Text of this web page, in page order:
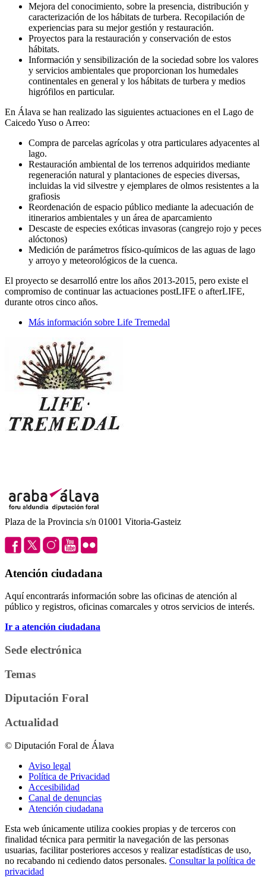
Mejora del conocimiento, sobre la presencia, distribución y
caracterización de los hábitats de turbera. Recopilación de
experiencias para su mejor gestión y restauración.
Proyectos para la restauración y conservación de estos
hábitats.
Información y sensibilización de la sociedad sobre los valores
y servicios ambientales que proporcionan los humedales
continentales en general y los hábitats de turbera y medios
higrófilos en particular.
En Álava se han realizado las siguientes actuaciones en el Lago de
Caicedo Yuso o Arreo:
Compra de parcelas agrícolas y otra particulares adyacentes al
lago.
Restauración ambiental de los terrenos adquiridos mediante
regeneración natural y plantaciones de especies diversas,
incluidas la vid silvestre y ejemplares de olmos resistentes a la
grafiosis
Reordenación de espacio público mediante la adecuación de
itinerarios ambientales y un área de aparcamiento
Descaste de especies exóticas invasoras (cangrejo rojo y peces
alóctonos)
Medición de parámetros físico-químicos de las aguas de lago
y arroyo y meteorológicos de la cuenca.
El proyecto se desarrolló entre los años 2013-2015, pero existe el
compromiso de continuar las actuaciones postLIFE o afterLIFE,
durante otros cinco años.
Más información sobre Life Tremedal
Plaza de la Provincia s/n 01001 Vitoria-Gasteiz
Atención ciudadana
Aquí encontrarás información sobre las oficinas de atención al
público y registros, oficinas comarcales y otros servicios de interés.
Ir a atención ciudadana
Sede electrónica
Temas
Diputación Foral
Actualidad
© Diputación Foral de Álava
Aviso legal
Política de Privacidad
Accesibilidad
Canal de denuncias
Atención ciudadana
Esta web únicamente utiliza cookies propias y de terceros con
finalidad técnica para permitir la navegación de las personas
usuarias, facilitar posteriores accesos y realizar estadísticas de uso,
no recabando ni cediendo datos personales. Consultar la política de
privacidad